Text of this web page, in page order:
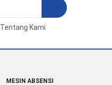
Tentang Kami
MESIN ABSENSI